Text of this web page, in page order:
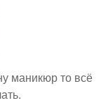
маникюр то всё